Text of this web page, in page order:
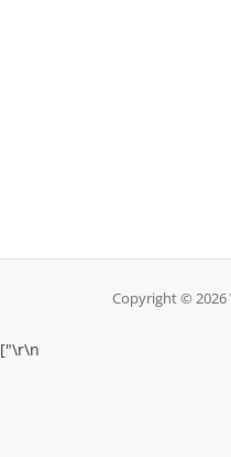
Copyright © 2026
["\r\n